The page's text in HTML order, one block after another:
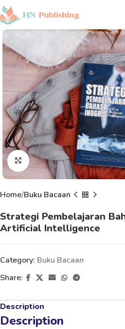
Click to enlarge
Home Buku Bacaan
Strategi Pembelajaran
Artificial Intelligence
Category: Buku Bacaan
Share:
Description
Description